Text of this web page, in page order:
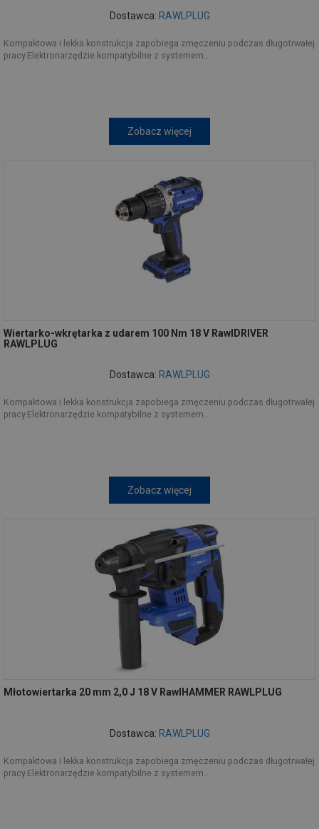
Dostawca: RAWLPLUG
Kompaktowa i lekka konstrukcja zapobiega zmęczeniu podczas długotrwałej
pracy.Elektronarzędzie kompatybilne z systemem...
Zobacz więcej
Wiertarko-wkrętarka z udarem 100 Nm 18 V RawlDRIVER
RAWLPLUG
Dostawca: RAWLPLUG
Kompaktowa i lekka konstrukcja zapobiega zmęczeniu podczas długotrwałej
pracy.Elektronarzędzie kompatybilne z systemem...
Zobacz więcej
Młotowiertarka 20 mm 2,0 J 18 V RawlHAMMER RAWLPLUG
Dostawca: RAWLPLUG
Kompaktowa i lekka konstrukcja zapobiega zmęczeniu podczas długotrwałej
pracy.Elektronarzędzie kompatybilne z systemem...